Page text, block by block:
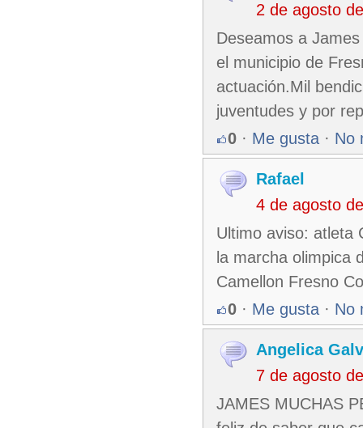
2 de agosto
Deseamos a
el municipio de
actuación.Mil
juventudes y por
0 · Me gusta · No
Rafael
4 de agosto
Ultimo aviso: atleta
la marcha olimpica
Camellon Fresno
0 · Me gusta · No
Angelica
7 de agosto
JAMES MUCHAS